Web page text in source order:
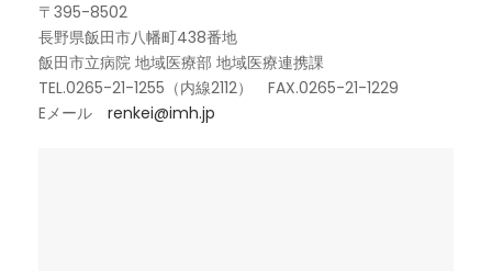
〒395-8502
長野県飯田市八幡町438番地
飯田市立病院 地域医療部 地域医療連携課
TEL.0265-21-1255（内線2112） FAX.0265-21-1229
Eメール renkei@imh.jp